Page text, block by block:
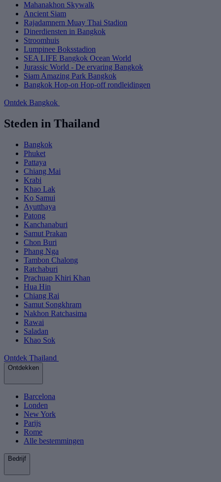
Mahanakhon Skywalk
Ancient Siam
Rajadamnern Muay Thai Stadion
Dinerdiensten in Bangkok
Stroomhuis
Lumpinee Boksstadion
SEA LIFE Bangkok Ocean World
Jurassic World - De ervaring Bangkok
Siam Amazing Park Bangkok
Bangkok Hop-on Hop-off rondleidingen
Ontdek Bangkok
Steden in Thailand
Bangkok
Phuket
Pattaya
Chiang Mai
Krabi
Khao Lak
Ko Samui
Ayutthaya
Patong
Kanchanaburi
Samut Prakan
Chon Buri
Phang Nga
Tambon Chalong
Ratchaburi
Prachuap Khiri Khan
Hua Hin
Chiang Rai
Samut Songkhram
Nakhon Ratchasima
Rawai
Saladan
Khao Sok
Ontdek Thailand
Ontdekken
Barcelona
Londen
New York
Parijs
Rome
Alle bestemmingen
Bedrijf